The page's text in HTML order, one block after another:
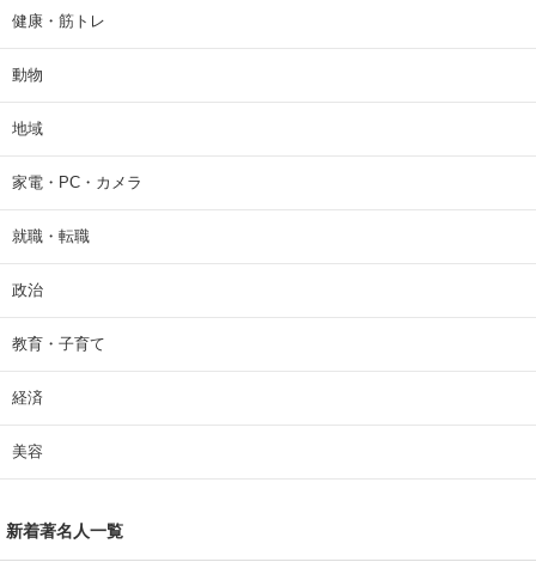
健康・筋トレ
動物
地域
家電・PC・カメラ
就職・転職
政治
教育・子育て
経済
美容
新着著名人一覧